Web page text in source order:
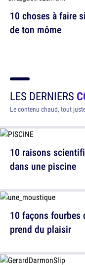
10 choses à faire
de ton môme
LES DERNIERS
Le contenu chaud, tout
10 raisons
dans une piscine
10 façons fourbes
prend du plaisir